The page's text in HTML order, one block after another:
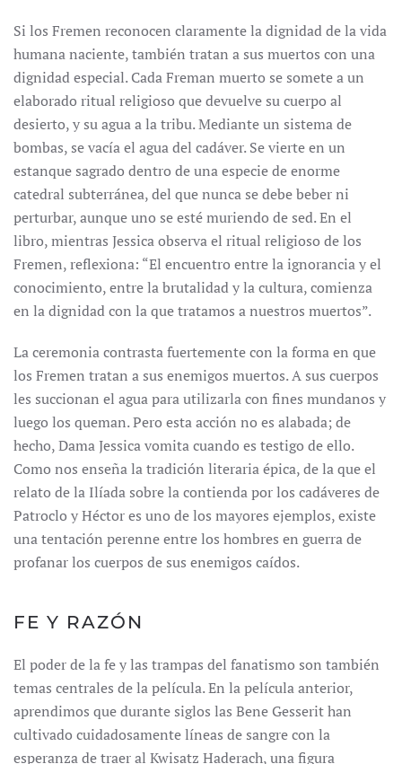
Si los Fremen reconocen claramente la dignidad de la vida
humana naciente, también tratan a sus muertos con una
dignidad especial. Cada Freman muerto se somete a un
elaborado ritual religioso que devuelve su cuerpo al
desierto, y su agua a la tribu. Mediante un sistema de
bombas, se vacía el agua del cadáver. Se vierte en un
estanque sagrado dentro de una especie de enorme
catedral subterránea, del que nunca se debe beber ni
perturbar, aunque uno se esté muriendo de sed. En el
libro, mientras Jessica observa el ritual religioso de los
Fremen, reflexiona: “El encuentro entre la ignorancia y el
conocimiento, entre la brutalidad y la cultura, comienza
en la dignidad con la que tratamos a nuestros muertos”.
La ceremonia contrasta fuertemente con la forma en que
los Fremen tratan a sus enemigos muertos. A sus cuerpos
les succionan el agua para utilizarla con fines mundanos y
luego los queman. Pero esta acción no es alabada; de
hecho, Dama Jessica vomita cuando es testigo de ello.
Como nos enseña la tradición literaria épica, de la que el
relato de la Ilíada sobre la contienda por los cadáveres de
Patroclo y Héctor es uno de los mayores ejemplos, existe
una tentación perenne entre los hombres en guerra de
profanar los cuerpos de sus enemigos caídos.
FE Y RAZÓN
El poder de la fe y las trampas del fanatismo son también
temas centrales de la película. En la película anterior,
aprendimos que durante siglos las Bene Gesserit han
cultivado cuidadosamente líneas de sangre con la
esperanza de traer al Kwisatz Haderach, una figura